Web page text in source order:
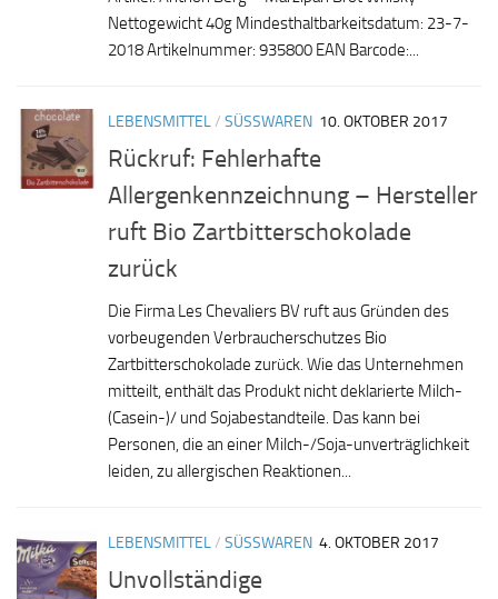
Nettogewicht 40g Mindesthaltbarkeitsdatum: 23-7-
2018 Artikelnummer: 935800 EAN Barcode:...
LEBENSMITTEL/ SÜSSWAREN 10. OKTOBER 2017
Rückruf: Fehlerhafte
Allergenkennzeichnung – Hersteller
ruft Bio Zartbitterschokolade
zurück
Die Firma Les Chevaliers BV ruft aus Gründen des
vorbeugenden Verbraucherschutzes Bio
Zartbitterschokolade zurück. Wie das Unternehmen
mitteilt, enthält das Produkt nicht deklarierte Milch-
(Casein-)/ und Sojabestandteile. Das kann bei
Personen, die an einer Milch-/Soja-unverträglichkeit
leiden, zu allergischen Reaktionen...
LEBENSMITTEL/ SÜSSWAREN 4. OKTOBER 2017
Unvollständige